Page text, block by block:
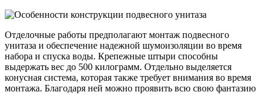
Отделочные работы предполагают монтаж подвесного
унитаза и обеспечение надежной шумоизоляции во время
набора и спуска воды. Крепежные штыри способны
выдержать вес до 500 килограмм. Отдельно выделяется
конусная система, которая также требует внимания во время
монтажа. Благодаря ней можно проявить всю свою фантазию